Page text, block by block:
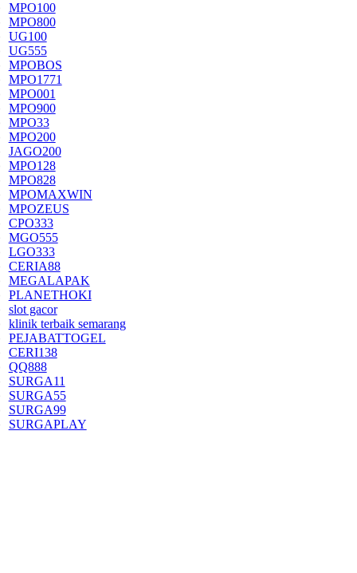
MPO100
MPO800
UG100
UG555
MPOBOS
MPO1771
MPO001
MPO900
MPO33
MPO200
JAGO200
MPO128
MPO828
MPOMAXWIN
MPOZEUS
CPO333
MGO555
LGO333
CERIA88
MEGALAPAK
PLANETHOKI
slot gacor
klinik terbaik semarang
PEJABATTOGEL
CERI138
QQ888
SURGA11
SURGA55
SURGA99
SURGAPLAY